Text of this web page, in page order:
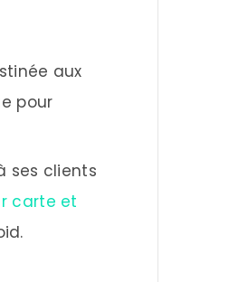
aux
pour
ses clients
carte et